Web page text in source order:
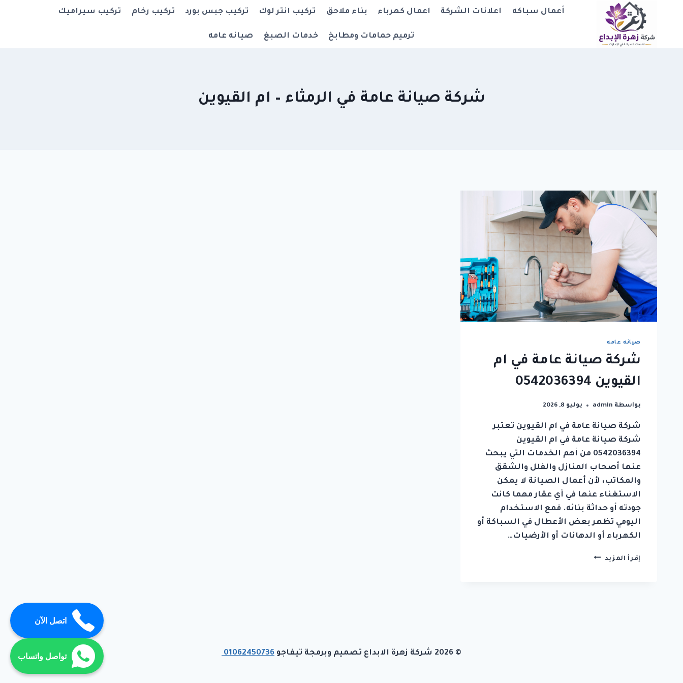
المحتوى
أعمال سباكه اعلانات الشركة اعمال كهرباء بناء ملاحق تركيب انتر لوك تركيب جبس بورد تركيب رخام تركيب سيراميك
ترميم حمامات ومطابخ خدمات الصبغ صيانه عامه
شركة صيانة عامة في الرمثاء – ام القيوين
صيانه عامه
شركة صيانة عامة في ام
القيوين 0542036394
بواسطة admin يوليو 8, 2026
شركة صيانة عامة في ام القيوين تعتبر
شركة صيانة عامة في ام القيوين
0542036394 من أهم الخدمات التي يبحث
عنها أصحاب المنازل والفلل والشقق
والمكاتب، لأن أعمال الصيانة لا يمكن
الاستغناء عنها في أي عقار مهما كانت
جودته أو حداثة بنائه. فمع الاستخدام
اليومي تظهر بعض الأعطال في السباكة أو
الكهرباء أو الدهانات أو الأرضيات…
إقرأ المزيد شركة
© 2026 شركة زهرة الابداع تصميم وبرمجة تيفاجو 01062450736
اتصل الآن
تواصل واتساب